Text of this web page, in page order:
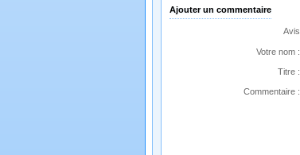
Ajouter un commentaire
Avis
Votre nom :
Titre :
Commentaire :